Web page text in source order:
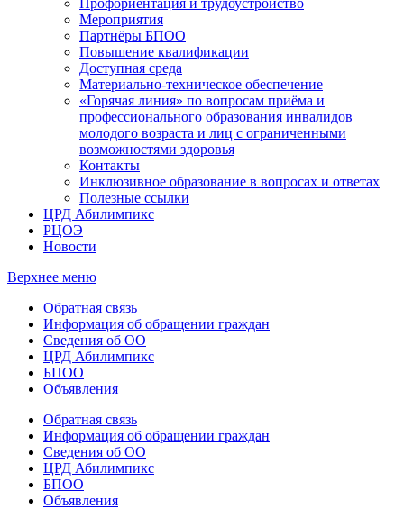
Профориентация и трудоустройство
Мероприятия
Партнёры БПОО
Повышение квалификации
Доступная среда
Материально-техническое обеспечение
«Горячая линия» по вопросам приёма и
профессионального образования инвалидов
молодого возраста и лиц с ограниченными
возможностями здоровья
Контакты
Инклюзивное образование в вопросах и ответах
Полезные ссылки
ЦРД Абилимпикс
РЦОЭ
Новости
Верхнее меню
Обратная связь
Информация об обращении граждан
Сведения об ОО
ЦРД Абилимпикс
БПОО
Объявления
Обратная связь
Информация об обращении граждан
Сведения об ОО
ЦРД Абилимпикс
БПОО
Объявления